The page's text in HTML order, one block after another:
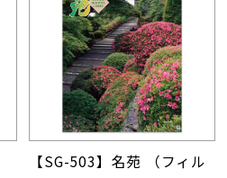
【SG-503】名苑 （フィル